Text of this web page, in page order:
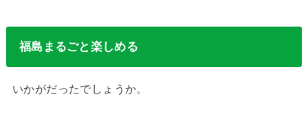
福島まるごと楽しめる
いかがだったでしょうか。